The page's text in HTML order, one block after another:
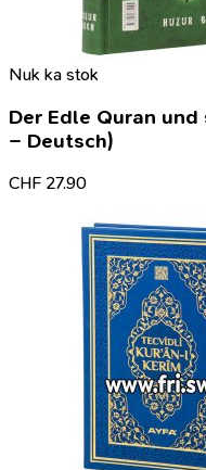
Nuk ka stok
Der Edle Quran
– Deutsch)
CHF 27.90